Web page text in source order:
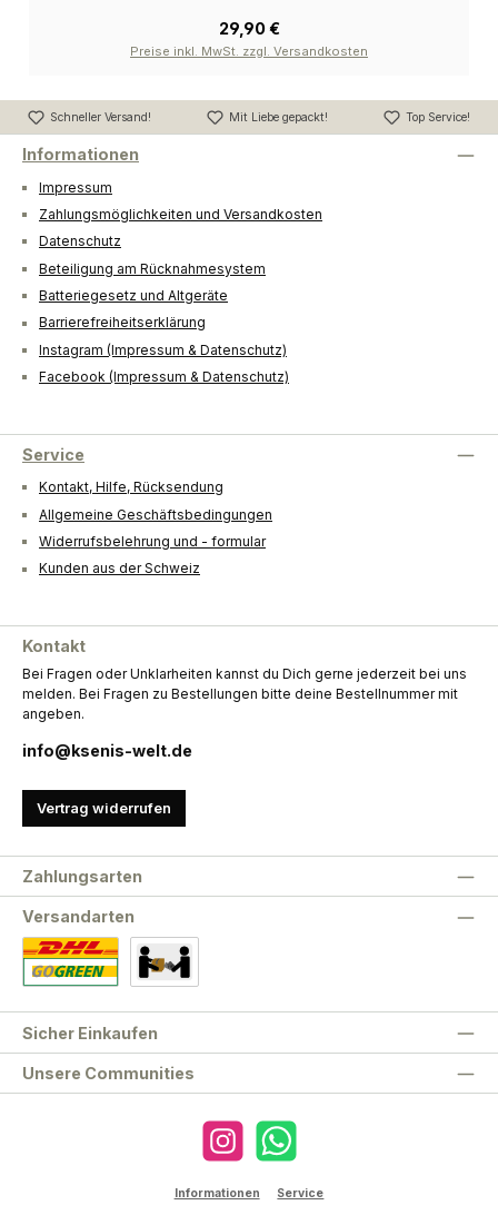
29,90 €
Preise inkl. MwSt. zzgl. Versandkosten
Schneller Versand! Mit Liebe gepackt! Top Service!
Informationen
Impressum
Zahlungsmöglichkeiten und Versandkosten
Datenschutz
Beteiligung am Rücknahmesystem
Batteriegesetz und Altgeräte
Barrierefreiheitserklärung
Instagram (Impressum & Datenschutz)
Facebook (Impressum & Datenschutz)
Service
Kontakt, Hilfe, Rücksendung
Allgemeine Geschäftsbedingungen
Widerrufsbelehrung und - formular
Kunden aus der Schweiz
Kontakt
Bei Fragen oder Unklarheiten kannst du Dich gerne jederzeit bei uns
melden. Bei Fragen zu Bestellungen bitte deine Bestellnummer mit
angeben.
info@ksenis-welt.de
Vertrag widerrufen
Unsere Communities
Zahlungsarten
Versandarten
Sicher Einkaufen
Instagram WhatsApp
Informationen Service